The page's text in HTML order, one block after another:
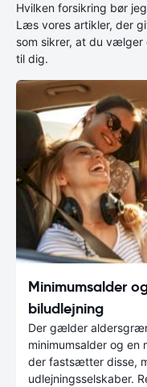
Hvilken forsikring bør
Læs vores artikler, der
som sikrer, at du vælger
til dig.
Minimumsalder
biludlejning
Der gælder
minimumsalder og en
der fastsætter disse,
udlejningsselskaber.